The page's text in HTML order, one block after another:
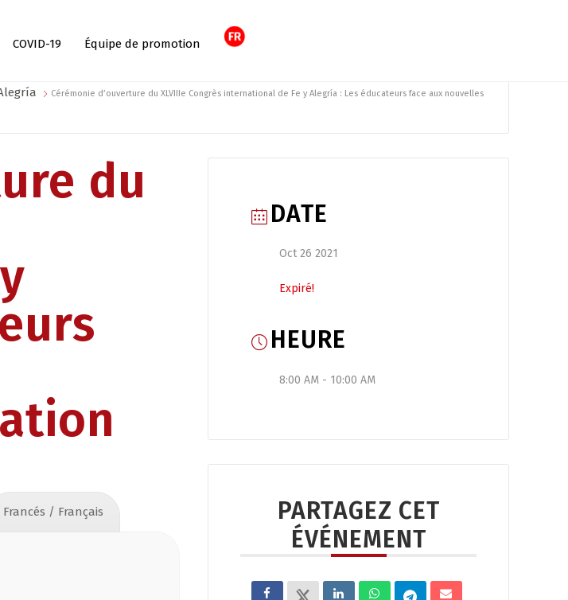
COVID-19 Équipe de promotion
Cérémonie d’ouverture du XLVIIIe Congrès international de Fe y Alegría : Les éducateurs face aux nouvelles
du
Francés / Français
DATE
Oct 26 2021
Expiré!
HEURE
8:00 AM - 10:00 AM
PARTAGEZ CET
ÉVÉNEMENT